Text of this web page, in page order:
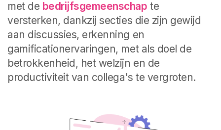
met de bedrijfsgemeenschap te
versterken, dankzij secties die zijn gewijd
aan discussies, erkenning en
gamificationervaringen, met als doel de
betrokkenheid, het welzijn en de
productiviteit van collega's te vergroten.